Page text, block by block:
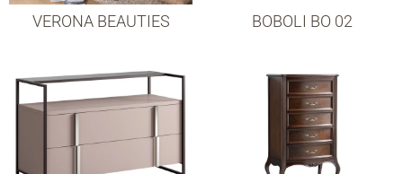
VERONA BEAUTIES BOBOLI BO 02